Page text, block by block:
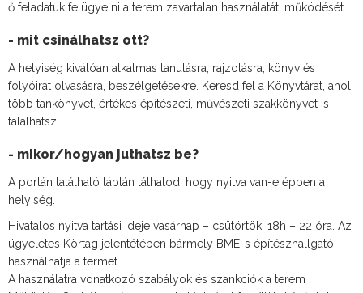
ő feladatuk felügyelni a terem zavartalan használatát, működését.
- mit csinálhatsz ott?
A helyiség kiválóan alkalmas tanulásra, rajzolásra, könyv és
folyóirat olvasásra, beszélgetésekre. Keresd fel a Könyvtárat, ahol
több tankönyvet, értékes építészeti, művészeti szakkönyvet is
találhatsz!
- mikor/hogyan juthatsz be?
A portán található táblán láthatod, hogy nyitva van-e éppen a
helyiség.
Hivatalos nyitva tartási ideje vasárnap – csütörtök; 18h – 22 óra. Az
ügyeletes Körtag jelentétében bármely BME-s építészhallgató
használhatja a termet.
A használatra vonatkozó szabályok és szankciók a terem